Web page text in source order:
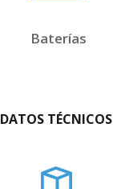
Baterías
DATOS TÉCNICOS